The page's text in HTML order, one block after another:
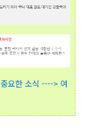
요한 소식 ----> 여